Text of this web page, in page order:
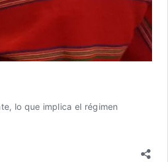
lo que implica el régimen